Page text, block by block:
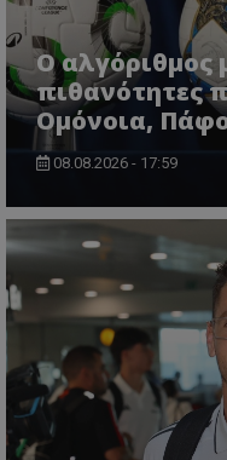
Ο αλγόριθμος
πιθανότητες
Ομόνοια,
08.08.2026 - 17:59